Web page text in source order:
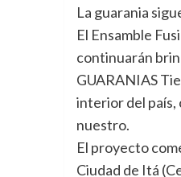
La guarania
El Ensamble
continuarán
GUARANIAS
interior del
nuestro.
El proyecto
Ciudad de Itá